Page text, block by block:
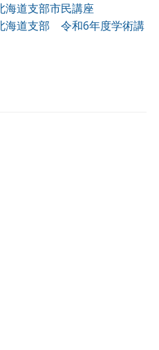
道支部市民講座
海道支部 令和6年度学術講